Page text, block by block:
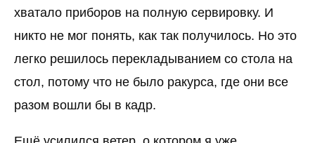
хватало приборов на полную сервировку. И
никто не мог понять, как так получилось. Но это
легко решилось перекладыванием со стола на
стол, потому что не было ракурса, где они все
разом вошли бы в кадр.